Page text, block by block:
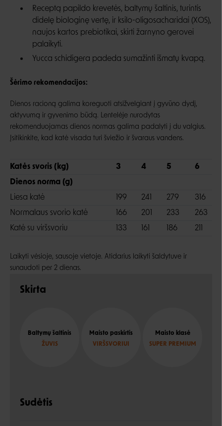
Receptą papildo krevetės, baltymų šaltinis, turintis
didelę biologinę vertę, ir ksilo-oligosacharidai (XOS),
naujos kartos prebiotikai, skirti žarnyno gerovei
palaikyti.
Yucca schidigera padeda sumažinti išmatų kvapą.
Šėrimo rekomendacijos:
Dienos racioną galima koreguoti atsižvelgiant į gyvūno dydį,
aktyvumą ir gyvenimo būdą. Lentelėje nurodytas
rekomenduojamas dienos normas galima padalyti į du valgius.
Įsitikinkite, kad katė visada turi šviežio ir švaraus vandens.
Katės svoris (kg) 3 4 5
6
Dienos norma (g)
Liesa katė
199 241 279
316
Normalaus svorio katė
166 201 233
263
Katė su viršsvoriu
133 161 186 211
Laikyti vėsioje, sausoje vietoje. Atidarius laikyti šaldytuve ir
sunaudoti per 2 dienas.
Skirta
Baltymų šaltinis
ŽUVIS
Maisto paskirtis
VIRŠSVORIUI
Maisto klasė
SUPER PREMIUM
Sudėtis